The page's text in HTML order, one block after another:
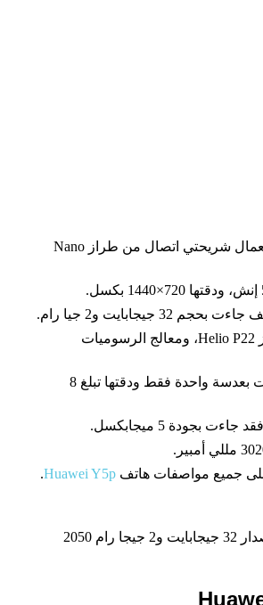
هذا الهاتف يدعم استعمال شريحتي اتصال من طراز Nano
32 جيجابايت و2 جيا رام.
المعالج جاء من طراز Helio P22، ومعالج الرسوميات
الكاميرا الخلفية جاءت بعدسة واحدة فقط ودقتها تبلغ 8
بجودة 5 ميجابكسل.
جميع مواصفات هاتفHuawei Y5p
.
يبلغ سعر الهاتف للإصدار 32 جيجابايت و2 جيجا رام 2050